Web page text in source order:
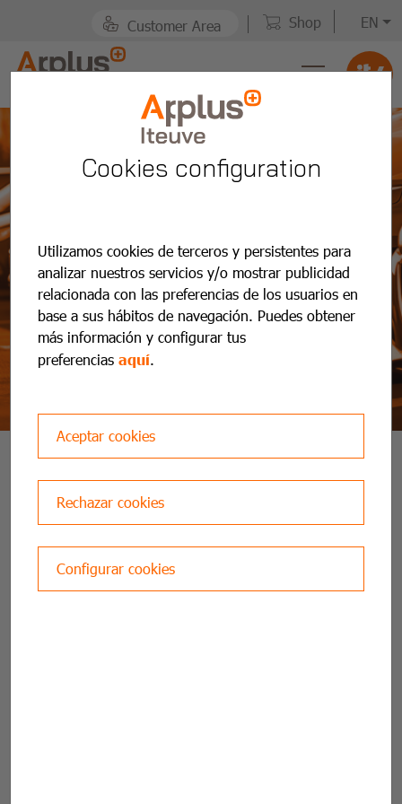
Customer Area Shop EN
Noticias y
Cookies configuration
Utilizamos cookies de terceros y persistentes para
analizar nuestros servicios y/o mostrar publicidad
relacionada con las preferencias de los usuarios en
base a sus hábitos de navegación. Puedes obtener
más información y configurar tus
preferencias aquí.
Aceptar cookies
Rechazar cookies
Configurar cookies